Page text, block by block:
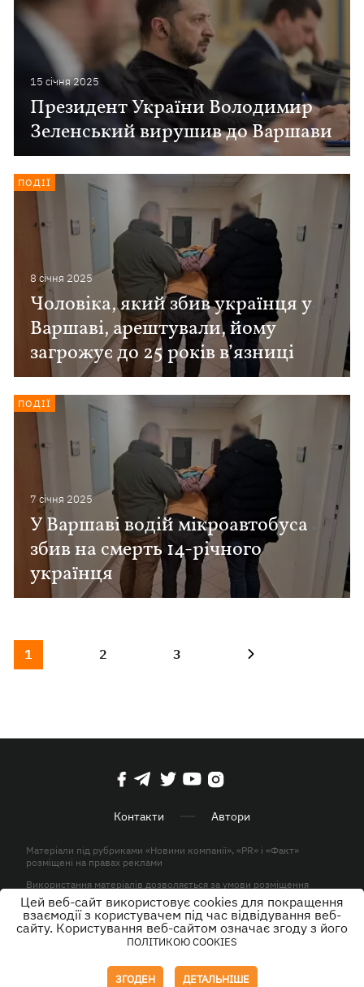
15 сiчня 2025
Президент України Володимир
Зеленський вирушив до Варшави
8 сiчня 2025
Чоловіка, який збив українця у
Варшаві, арештували, йому
загрожує до 25 років в’язниці
ПОДІЇ
7 сiчня 2025
У Варшаві водій мікроавтобуса
збив на смерть 14-річного
українця
ПОДІЇ
1 2 3
Контакти Автори
Матеріали під рубриками «Новини компанії», «PR» і «Факт»
розміщені на правах реклами
Використання матеріалів дозволяється за умови розміщення
активного гіперпосилання на KP.UA в першому абзаці.
© ТОВ «ЮЛАВ МЕДІА» 2026. Всі права захищені.
Цей веб-сайт використовує cookies для покращення
взаємодії з користувачем під час відвідування веб-
сайту. Користування веб-сайтом означає згоду з його
ПОЛІТИКОЮ COOKIES
ЗГОДЕН ДЕТАЛЬНІШЕ